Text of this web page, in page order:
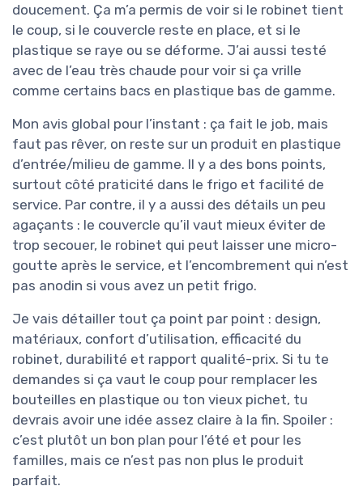
doucement. Ça m’a permis de voir si le robinet tient
le coup, si le couvercle reste en place, et si le
plastique se raye ou se déforme. J’ai aussi testé
avec de l’eau très chaude pour voir si ça vrille
comme certains bacs en plastique bas de gamme.
Mon avis global pour l’instant : ça fait le job, mais
faut pas rêver, on reste sur un produit en plastique
d’entrée/milieu de gamme. Il y a des bons points,
surtout côté praticité dans le frigo et facilité de
service. Par contre, il y a aussi des détails un peu
agaçants : le couvercle qu’il vaut mieux éviter de
trop secouer, le robinet qui peut laisser une micro-
goutte après le service, et l’encombrement qui n’est
pas anodin si vous avez un petit frigo.
Je vais détailler tout ça point par point : design,
matériaux, confort d’utilisation, efficacité du
robinet, durabilité et rapport qualité-prix. Si tu te
demandes si ça vaut le coup pour remplacer les
bouteilles en plastique ou ton vieux pichet, tu
devrais avoir une idée assez claire à la fin. Spoiler :
c’est plutôt un bon plan pour l’été et pour les
familles, mais ce n’est pas non plus le produit
parfait.